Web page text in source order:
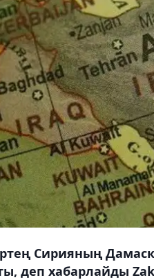
Сирияның
деп хабарлайды